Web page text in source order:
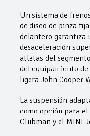
Un sistema de
de disco de pinza
delantero garantiza
desaceleración
atletas del
del equipamiento
ligera John Cooper
La suspensión
como opción para el
Clubman y el MINI